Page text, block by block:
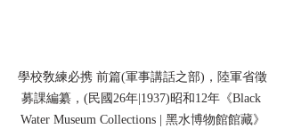
學校敎練必携 前篇(軍事講話之部)，陸軍省徵
募課編纂，(民國26年|1937)昭和12年《Black
Water Museum Collections | 黑水博物館館藏》